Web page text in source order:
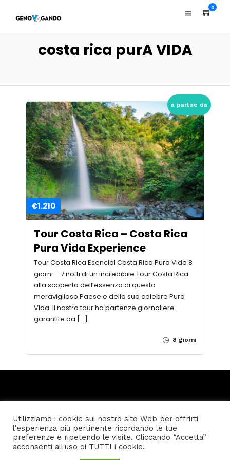
0
costa rica purA VIDA
a partire da
€1.210
Tour Costa Rica – Costa Rica
Pura Vida Experience
Tour Costa Rica Esencial Costa Rica Pura Vida 8
giorni – 7 notti di un incredibile Tour Costa Rica
alla scoperta dell’essenza di questo
meraviglioso Paese e della sua celebre Pura
Vida. Il nostro tour ha partenze giornaliere
garantite da […]
8 giorni
Home Privacy policy
Condizioni generali di vendita
© Genovagando Agenzia Viaggi - K4 Media S.a.s. P.I.
Utilizziamo i cookie sul nostro sito Web per offrirti
l'esperienza più pertinente ricordando le tue
preferenze e ripetendo le visite. Cliccando “Accetta”
acconsenti all'uso di TUTTI i cookie.